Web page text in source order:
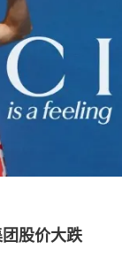
股价大跌